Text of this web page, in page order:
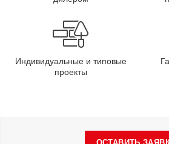
Индивидуальные и типовые
проекты